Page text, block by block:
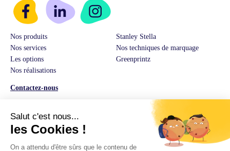
Nos produits
Stanley Stella
Nos services
Nos techniques de marquage
Les options
Greenprintz
Nos réalisations
Contactez-nous
03 74 82 01 08
E-Mail:
hello@greenprintz.co